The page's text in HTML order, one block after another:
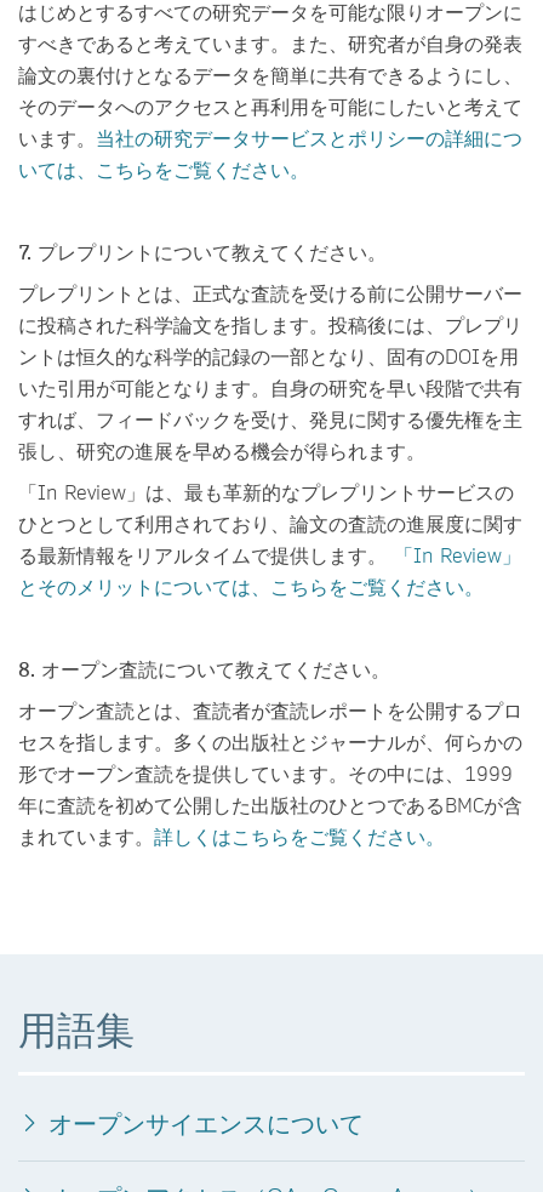
はじめとするすべての研究データを可能な限りオープンに
すべきであると考えています。また、研究者が自身の発表
論文の裏付けとなるデータを簡単に共有できるようにし、
そのデータへのアクセスと再利用を可能にしたいと考えて
います。 当社の研究データサービスとポリシーの詳細につ
いては、こちらをご覧ください。
7. プレプリントについて教えてください。
プレプリントとは、正式な査読を受ける前に公開サーバー
に投稿された科学論文を指します。投稿後には、プレプリ
ントは恒久的な科学的記録の一部となり、固有のDOIを用
いた引用が可能となります。自身の研究を早い段階で共有
すれば、フィードバックを受け、発見に関する優先権を主
張し、研究の進展を早める機会が得られます。
「In Review」は、最も革新的なプレプリントサービスの
ひとつとして利用されており、論文の査読の進展度に関す
る最新情報をリアルタイムで提供します。
「In Review」
とそのメリットについては、こちらをご覧ください。
8. オープン査読について教えてください。
オープン査読とは、査読者が査読レポートを公開するプロ
セスを指します。多くの出版社とジャーナルが、何らかの
形でオープン査読を提供しています。その中には、1999
年に査読を初めて公開した出版社のひとつであるBMCが含
まれています。 詳しくはこちらをご覧ください。
用語集
オープンサイエンスについて